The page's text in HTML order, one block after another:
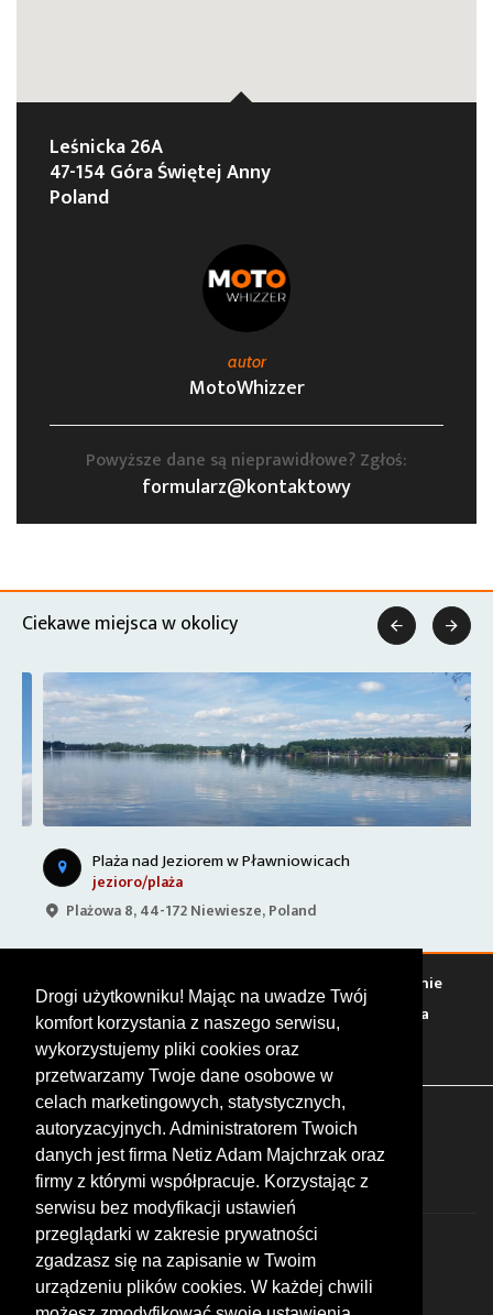
Drogi użytkowniku! Mając na uwadze Twój
komfort korzystania z naszego serwisu,
wykorzystujemy pliki cookies oraz
przetwarzamy Twoje dane osobowe w
celach marketingowych, statystycznych,
autoryzacyjnych. Administratorem Twoich
danych jest firma Netiz Adam Majchrzak oraz
firmy z którymi współpracuje. Korzystając z
serwisu bez modyfikacji ustawień
przeglądarki w zakresie prywatności
zgadzasz się na zapisanie w Twoim
urządzeniu plików cookies. W każdej chwili
Leśnicka 26A
47-154 Góra Świętej Anny
Poland
autor
MotoWhizzer
Powyższe dane są nieprawidłowe? Zgłoś:
formularz@kontaktowy
Ciekawe miejsca w okolicy
Plaża nad Jeziorem w Pławniowicach
jezioro/plaża
Plażowa 8, 44-172 Niewiesze, Poland
 
Warto zobaczyć Serwisy Stacje paliw
Jedzenie
Bary Zakwaterowanie Tory Zloty Rajdy
Spotkania
Targi Giełdy Szkolenia
FOLLOW US